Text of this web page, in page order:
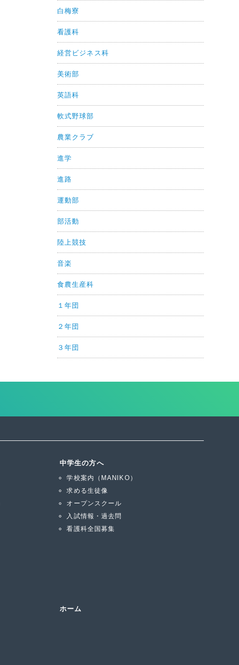
白梅寮
看護科
経営ビジネス科
美術部
英語科
軟式野球部
農業クラブ
進学
進路
運動部
部活動
陸上競技
音楽
食農生産科
１年団
２年団
３年団
中学生の方へ
学校案内（MANIKO）
求める生徒像
オープンスクール
入試情報・過去問
看護科全国募集
ホーム